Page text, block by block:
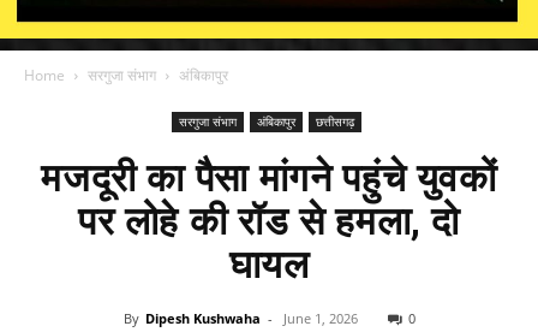
Home सरगुजा संभाग अंबिकापुर
सरगुजा संभाग अंबिकापुर छत्तीसगढ़
मजदूरी का पैसा मांगने पहुंचे युवकों
पर लोहे की रॉड से हमला, दो
घायल
By Dipesh Kushwaha - June 1, 2026 0